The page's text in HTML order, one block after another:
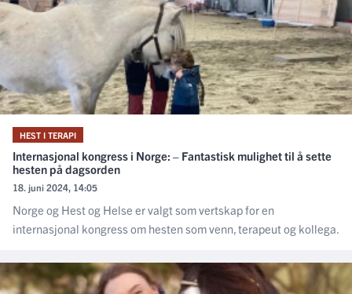
HEST I TERAPI
Internasjonal kongress i Norge: – Fantastisk mulighet til å sette
hesten på dagsorden
18. juni 2024, 14:05
Norge og Hest og Helse er valgt som vertskap for en
internasjonal kongress om hesten som venn, terapeut og kollega.